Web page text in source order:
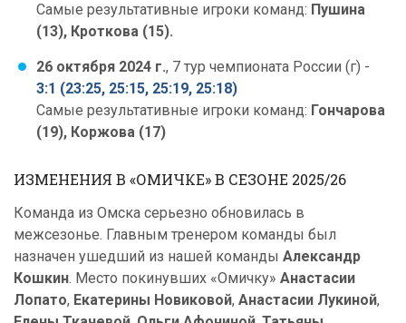
Самые результативные игроки команд: Пушина
(13), Кроткова (15).
26 октября 2024 г., 7 тур чемпионата России (г) -
3:1 (23:25, 25:15, 25:19, 25:18)
Самые результативные игроки команд: Гончарова
(19), Коржова (17)
ИЗМЕНЕНИЯ В «ОМИЧКЕ» В СЕЗОНЕ 2025/26
Команда из Омска серьезно обновилась в
межсезонье. Главным тренером команды был
назначен ушедший из нашей команды Александр
Кошкин. Место покинувших «Омичку» Анастасии
Лопато, Екатерины Новиковой, Анастасии Лукиной,